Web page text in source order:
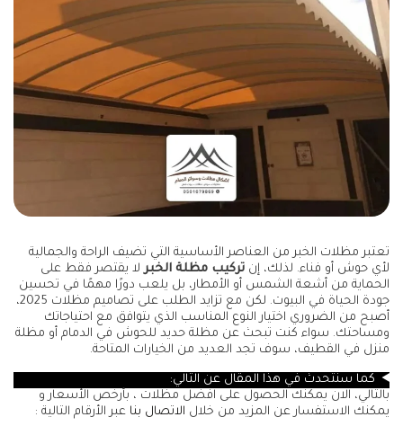
تعتبر مظلات الخبر من العناصر الأساسية التي تضيف الراحة والجمالية
لأي حوش أو فناء. لذلك، إن تركيب مظلة الخبر لا يقتصر فقط على
الحماية من أشعة الشمس أو الأمطار، بل يلعب دورًا مهمًا في تحسين
جودة الحياة في البيوت. لكن مع تزايد الطلب على تصاميم مظلات 2025،
أصبح من الضروري اختيار النوع المناسب الذي يتوافق مع احتياجاتك
ومساحتك. سواء كنت تبحث عن مظلة حديد للحوش في الدمام أو مظلة
منزل في القطيف، سوف تجد العديد من الخيارات المتاحة.
كما سنتحدث في هذا المقال عن التالي:
بالتالي، الان يمكنك الحصول على افضل مظلات ، بأرخص الأسعار و
يمكنك الاستفسار عن المزيد من خلال الاتصال بنا عبر الأرقام التالية :